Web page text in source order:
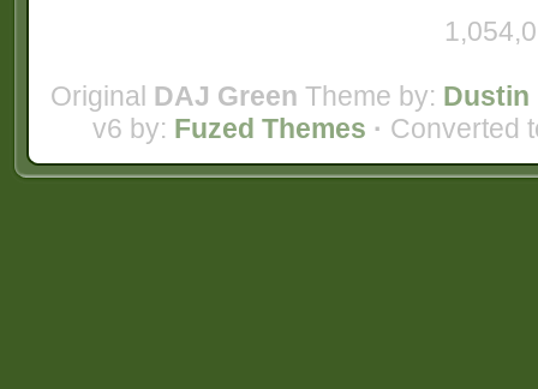
Original DAJ Green Theme by: Dustin
v6 by: Fuzed Themes · Converted